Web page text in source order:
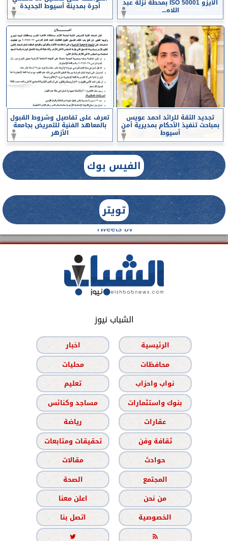
اللاه... أجرة بمدينة أسيوط الجديدة
تجديد الثقة للرائد احمد عويس
بمباحث تنفيذ الأحكام بمديرية أمن
أسيوط
تعرف على تفاصيل وشروط القبول
بالمعاهد الفنية للتمريض بجامعة
الأزهر
الفيس بوك
تويتر
Tweets by
الشباب نيوز
الرئيسية
اخبار
محافظات
محليات
نواب واحزاب
تعليم
بنوك واستثمارات
مساجد وكنائس
عقارات
رياضة
ثقافة وفن
تحقيقات ومتابعات
حوادث
مقالات
المجتمع
الصحة
من نحن
اعلن معنا
الخصوصية
اتصل بنا

